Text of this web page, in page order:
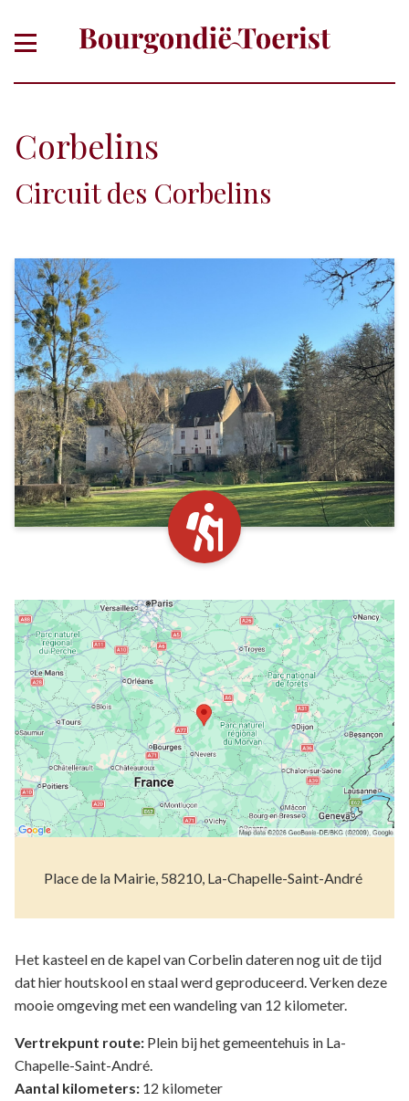
Corbelins
Circuit des Corbelins
Place de la Mairie, 58210, La-Chapelle-Saint-André
Het kasteel en de kapel van Corbelin dateren nog uit de tijd
dat hier houtskool en staal werd geproduceerd. Verken deze
mooie omgeving met een wandeling van 12 kilometer.
Vertrekpunt route: Plein bij het gemeentehuis in La-
Chapelle-Saint-André.
Aantal kilometers: 12 kilometer